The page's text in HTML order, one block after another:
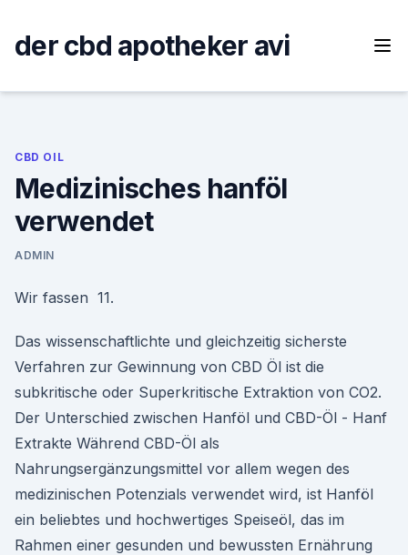
content
der cbd apotheker avi
CBD OIL
Medizinisches hanföl
verwendet
ADMIN
Wir fassen 11.
Das wissenschaftlichte und gleichzeitig sicherste
Verfahren zur Gewinnung von CBD Öl ist die
subkritische oder Superkritische Extraktion von CO2.
Der Unterschied zwischen Hanföl und CBD-Öl - Hanf
Extrakte Während CBD-Öl als
Nahrungsergänzungsmittel vor allem wegen des
medizinischen Potenzials verwendet wird, ist Hanföl
ein beliebtes und hochwertiges Speiseöl, das im
Rahmen einer gesunden und bewussten Ernährung